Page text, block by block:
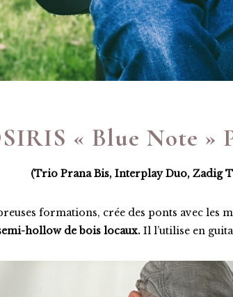
« Blue Note »
(Trio Prana Bis, Interplay Duo, Zadig
formations, crée des ponts avec
hollow de bois locaux. Il l’utilise en